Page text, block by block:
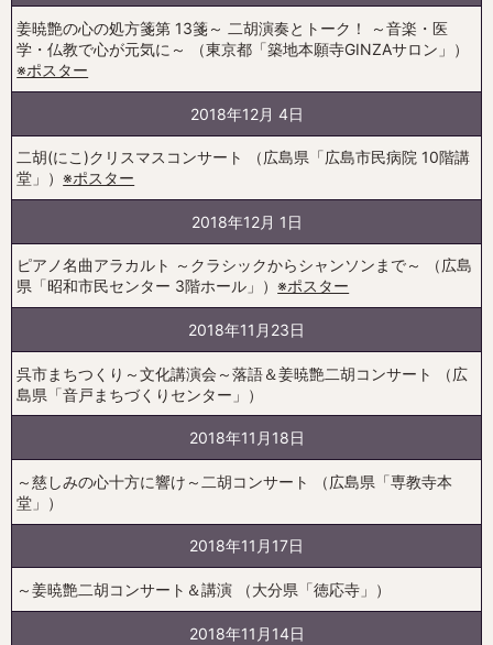
姜暁艶の心の処方箋第 13箋～ 二胡演奏とトーク！ ～音楽・医
学・仏教で心が元気に～ （東京都「築地本願寺GINZAサロン」）
※ポスター
2018年12月 4日
二胡(にこ)クリスマスコンサート （広島県「広島市民病院 10階講
堂」）※ポスター
2018年12月 1日
ピアノ名曲アラカルト ～クラシックからシャンソンまで～ （広島
県「昭和市民センター 3階ホール」）※ポスター
2018年11月23日
呉市まちつくり～文化講演会～落語＆姜暁艶二胡コンサート （広
島県「音戸まちづくりセンター」）
2018年11月18日
～慈しみの心十方に響け～二胡コンサート （広島県「専教寺本
堂」）
2018年11月17日
～姜暁艶二胡コンサート＆講演 （大分県「徳応寺」）
2018年11月14日